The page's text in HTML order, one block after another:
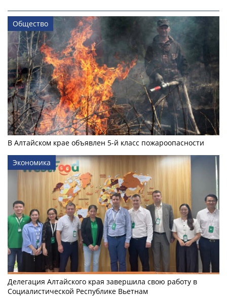
Общество
В Алтайском крае объявлен 5-й класс пожароопасности
Экономика
Делегация Алтайского края завершила свою работу в
Социалистической Республике Вьетнам